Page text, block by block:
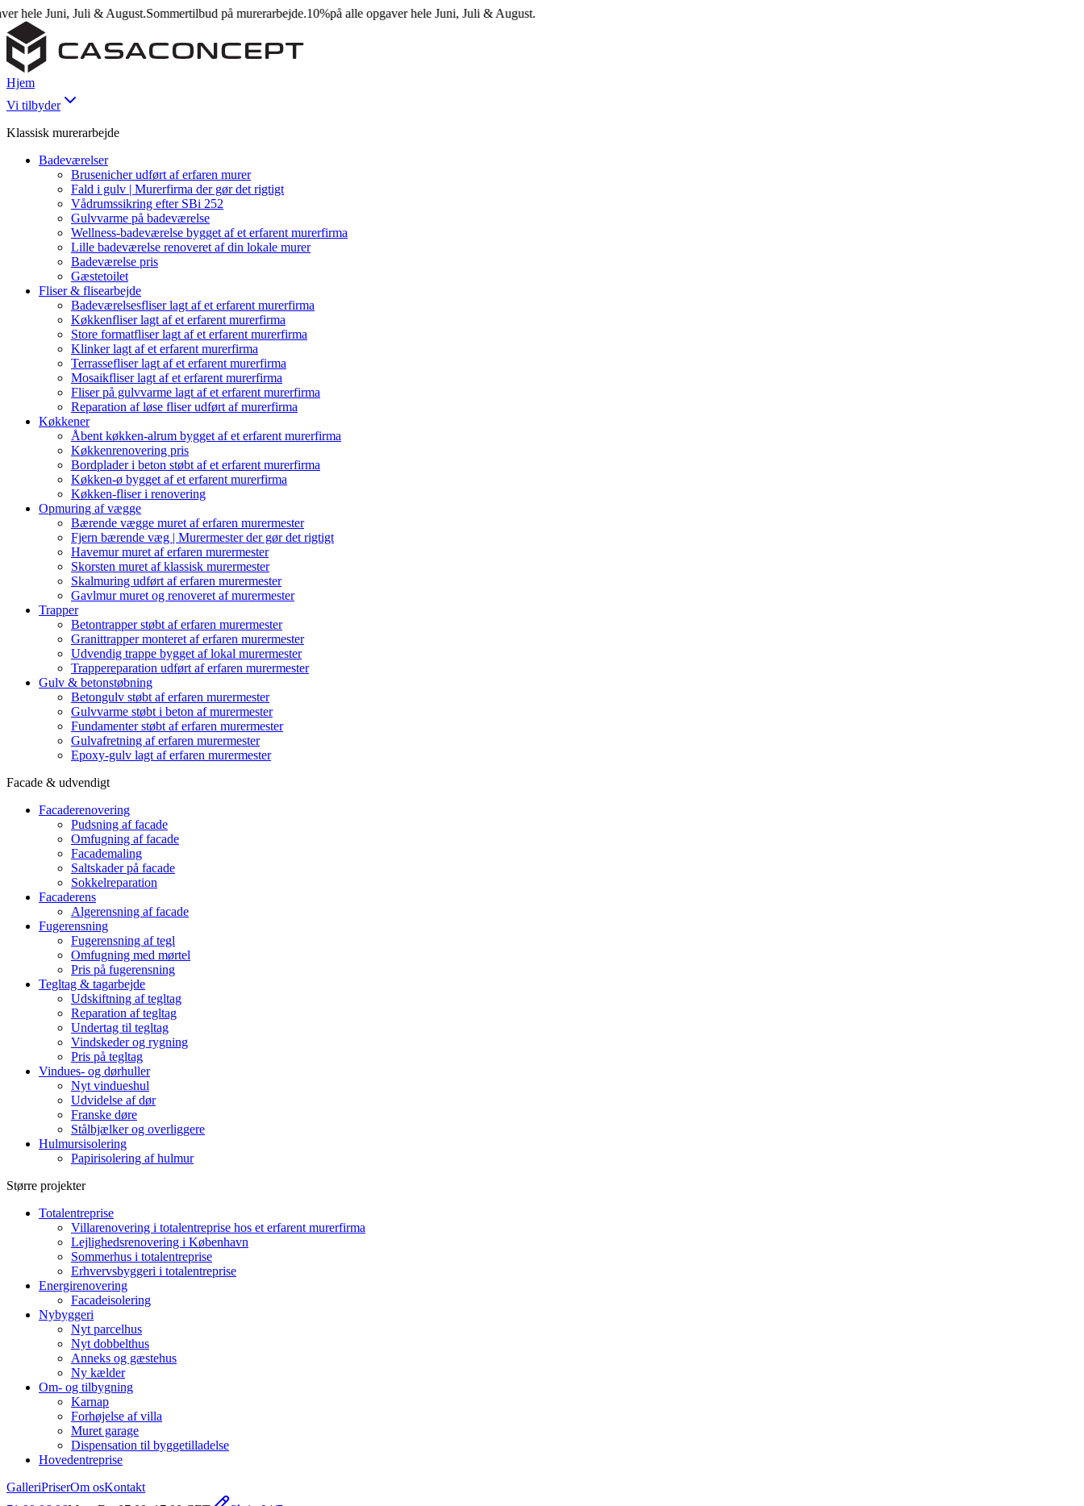
Juni, Juli & August.Sommertilbud på murerarbejde.10%på alle opgaver hele Juni, Juli & August.
Hjem
Vi tilbyder
Klassisk murerarbejde
Badeværelser
Brusenicher udført af erfaren murer
Fald i gulv | Murerfirma der gør det rigtigt
Vådrumssikring efter SBi 252
Gulvvarme på badeværelse
Wellness-badeværelse bygget af et erfarent murerfirma
Lille badeværelse renoveret af din lokale murer
Badeværelse pris
Gæstetoilet
Fliser & flisearbejde
Badeværelsesfliser lagt af et erfarent murerfirma
Køkkenfliser lagt af et erfarent murerfirma
Store formatfliser lagt af et erfarent murerfirma
Klinker lagt af et erfarent murerfirma
Terrassefliser lagt af et erfarent murerfirma
Mosaikfliser lagt af et erfarent murerfirma
Fliser på gulvvarme lagt af et erfarent murerfirma
Reparation af løse fliser udført af murerfirma
Køkkener
Åbent køkken-alrum bygget af et erfarent murerfirma
Køkkenrenovering pris
Bordplader i beton støbt af et erfarent murerfirma
Køkken-ø bygget af et erfarent murerfirma
Køkken-fliser i renovering
Opmuring af vægge
Bærende vægge muret af erfaren murermester
Fjern bærende væg | Murermester der gør det rigtigt
Havemur muret af erfaren murermester
Skorsten muret af klassisk murermester
Skalmuring udført af erfaren murermester
Gavlmur muret og renoveret af murermester
Trapper
Betontrapper støbt af erfaren murermester
Granittrapper monteret af erfaren murermester
Udvendig trappe bygget af lokal murermester
Trappereparation udført af erfaren murermester
Gulv & betonstøbning
Betongulv støbt af erfaren murermester
Gulvvarme støbt i beton af murermester
Fundamenter støbt af erfaren murermester
Gulvafretning af erfaren murermester
Epoxy-gulv lagt af erfaren murermester
Facade & udvendigt
Facaderenovering
Pudsning af facade
Omfugning af facade
Facademaling
Saltskader på facade
Sokkelreparation
Facaderens
Algerensning af facade
Fugerensning
Fugerensning af tegl
Omfugning med mørtel
Pris på fugerensning
Tegltag & tagarbejde
Udskiftning af tegltag
Reparation af tegltag
Undertag til tegltag
Vindskeder og rygning
Pris på tegltag
Vindues- og dørhuller
Nyt vindueshul
Udvidelse af dør
Franske døre
Stålbjælker og overliggere
Hulmursisolering
Papirisolering af hulmur
Større projekter
Totalentreprise
Villarenovering i totalentreprise hos et erfarent murerfirma
Lejlighedsrenovering i København
Sommerhus i totalentreprise
Erhvervsbyggeri i totalentreprise
Energirenovering
Facadeisolering
Nybyggeri
Nyt parcelhus
Nyt dobbelthus
Anneks og gæstehus
Ny kælder
Om- og tilbygning
Karnap
Forhøjelse af villa
Muret garage
Dispensation til byggetilladelse
Hovedentreprise
GalleriPriserOm osKontakt